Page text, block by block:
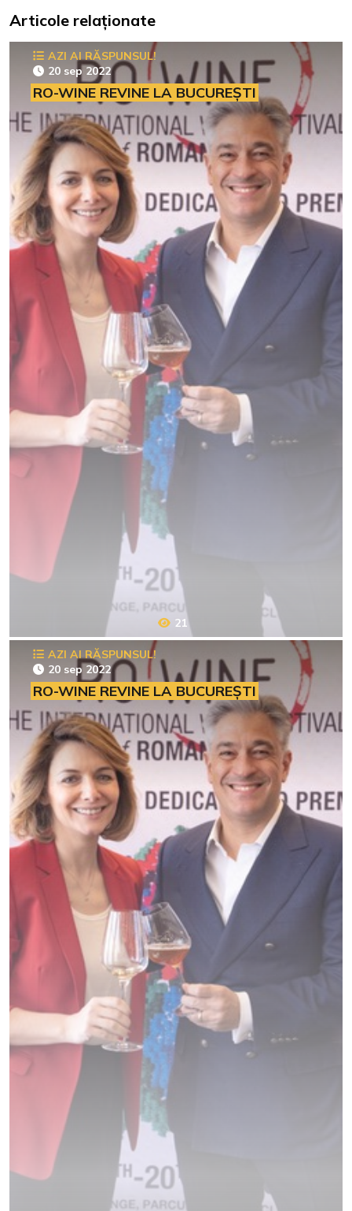
Articole relaționate
AZI AI RĂSPUNSUL!
20 sep 2022
RO-WINE REVINE LA BUCUREȘTI
21
AZI AI RĂSPUNSUL!
20 sep 2022
RO-WINE REVINE LA BUCUREȘTI